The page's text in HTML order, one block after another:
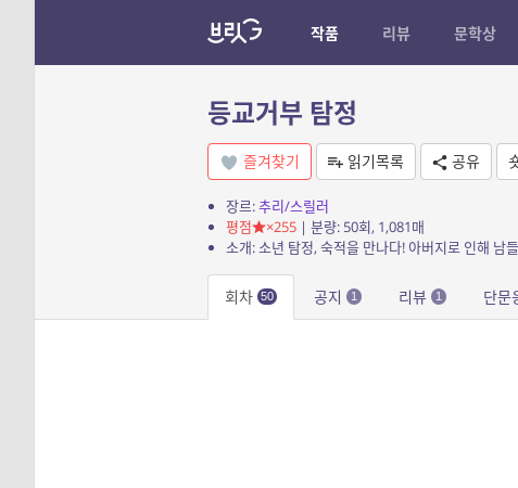
작품 리뷰 문학상
등교거부 탐정
즐겨찾기 읽기목록 공유
장르:추리/스릴러
평점
×255| 분량: 50회, 1,081매
회차 50 공지 1 리뷰 1 단문